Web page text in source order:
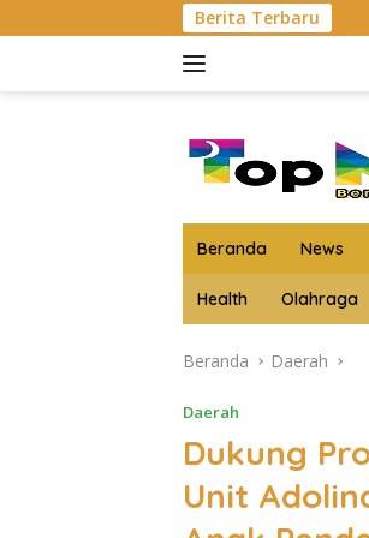
ke
Berita Terbaru
Beranda News
Health Olahraga
Beranda Daerah
Daerah
Dukung
Unit